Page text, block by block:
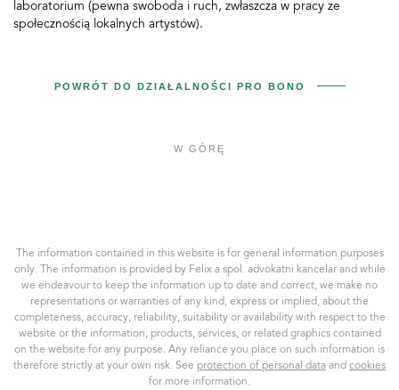
laboratorium (pewna swoboda i ruch, zwłaszcza w pracy ze
społecznością lokalnych artystów).
POWRÓT DO DZIAŁALNOŚCI PRO BONO
W GÓRĘ
s.r.o.
The information contained in this website is for general information purposes
only. The information is provided by Felix a spol. advokatni kancelar and while
we endeavour to keep the information up to date and correct, we make no
representations or warranties of any kind, express or implied, about the
completeness, accuracy, reliability, suitability or availability with respect to the
website or the information, products, services, or related graphics contained
on the website for any purpose. Any reliance you place on such information is
therefore strictly at your own risk. See protection of personal data and cookies
for more information.